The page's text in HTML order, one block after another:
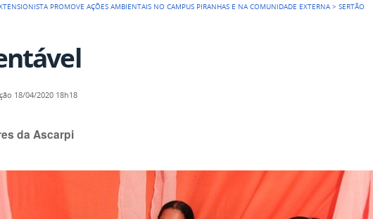
PROMOVE AÇÕES AMBIENTAIS NO CAMPUS PIRANHAS E NA COMUNIDADE EXTERNA >SERTÃO
18/04/2020 18h18
da Ascarpi